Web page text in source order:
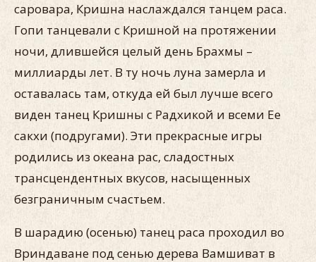
саровара, Кришна наслаждался танцем раса.
Гопи танцевали с Кришной на протяжении
ночи, длившейся целый день Брахмы –
миллиарды лет. В ту ночь луна замерла и
оставалась там, откуда ей был лучше всего
виден танец Кришны с Радхикой и всеми Ее
сакхи (подругами). Эти прекрасные игры
родились из океана рас, сладостных
трансцендентных вкусов, насыщенных
безграничным счастьем.
В шарадию (осенью) танец раса проходил во
Вриндаване под сенью дерева Вамшиват в